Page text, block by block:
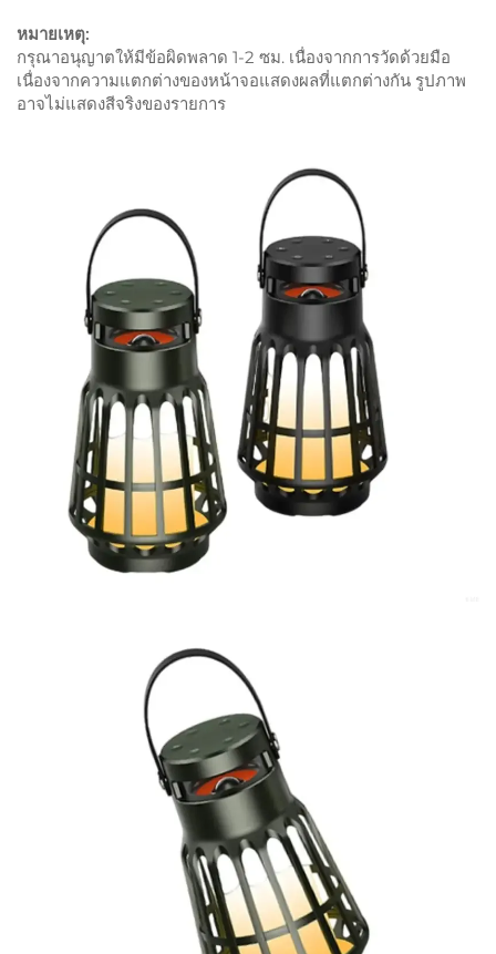
หมายเหตุ:
กรุณาอนุญาตให้มีข้อผิดพลาด 1-2 ซม. เนื่องจากการวัดด้วยมือ
เนื่องจากความแตกต่างของหน้าจอแสดงผลที่แตกต่างกัน รูปภาพ
อาจไม่แสดงสีจริงของรายการ